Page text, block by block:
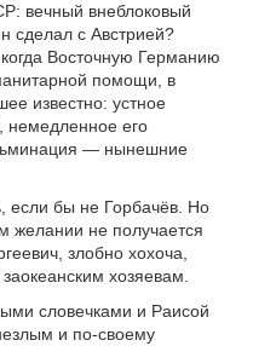
вечный внеблоковый
сделал с Австрией?
Восточную Германию
помощи, в
известно: устное
его
— нынешние
если бы не Горбачёв. Но
желании не получается
злобно хохоча,
хозяевам.
словечками и Раисой
и по-своему